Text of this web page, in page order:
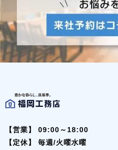
【営業】
09:00～18:00
【定休】
毎週/火曜水曜